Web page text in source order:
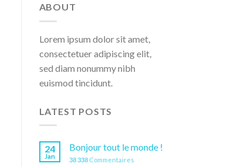
ABOUT
Lorem ipsum dolor sit amet,
consectetuer adipiscing elit,
sed diam nonummy nibh
euismod tincidunt.
LATEST POSTS
24
Jan
Bonjour tout le monde !
38 338Commentaires